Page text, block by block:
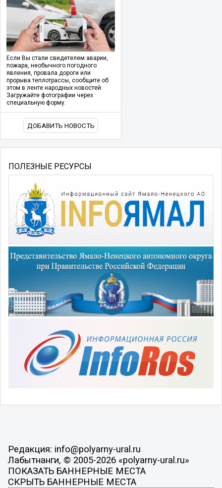
Если Вы стали свидетелем аварии,
пожара, необычного погодного
явления, провала дороги или
прорыва теплотрассы, сообщите об
этом в ленте народных новостей.
Загружайте фотографии через
специальную форму.
ДОБАВИТЬ НОВОСТЬ
ПОЛЕЗНЫЕ РЕСУРСЫ
Редакция: info@polyarny-ural.ru
Лабытнанги, © 2005-2026 «polyarny-ural.ru»
ПОКАЗАТЬ БАННЕРНЫЕ МЕСТА
СКРЫТЬ БАННЕРНЫЕ МЕСТА